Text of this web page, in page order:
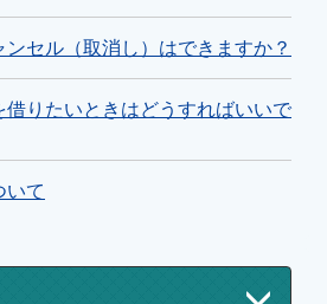
セル（取消し）はできますか？
りたいときはどうすればいいで
いて